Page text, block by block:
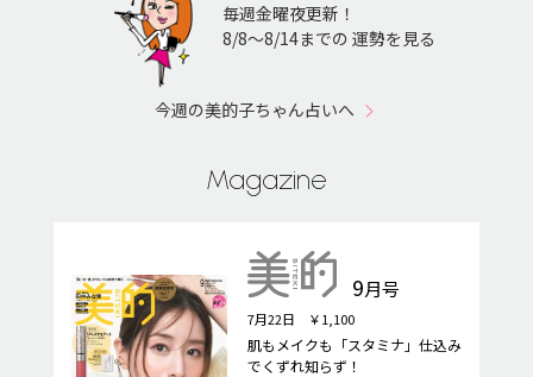
毎週金曜夜更新！
8/8〜8/14までの 運勢を見る
今週の美的子ちゃん占いへ
Magazine
9月号
7月22日 ￥1,100
肌もメイクも「スタミナ」仕込み
でくずれ知らず！